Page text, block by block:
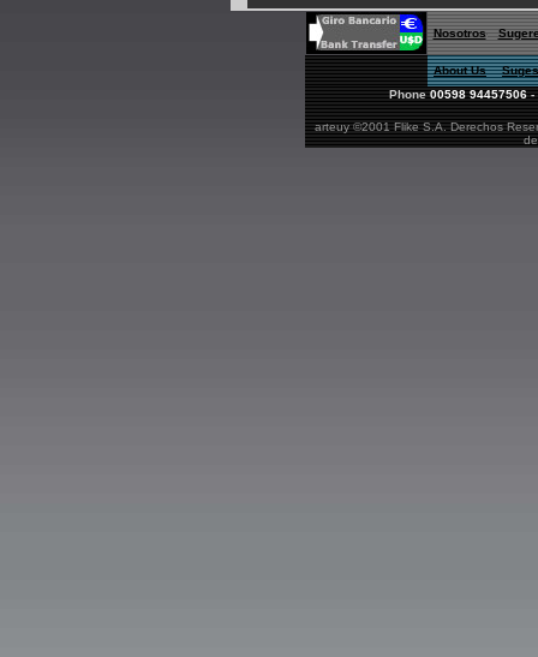
Nosotros
About Us
Phone00598 94457506-
arteuy ©2001 Flike S.A. Derechos